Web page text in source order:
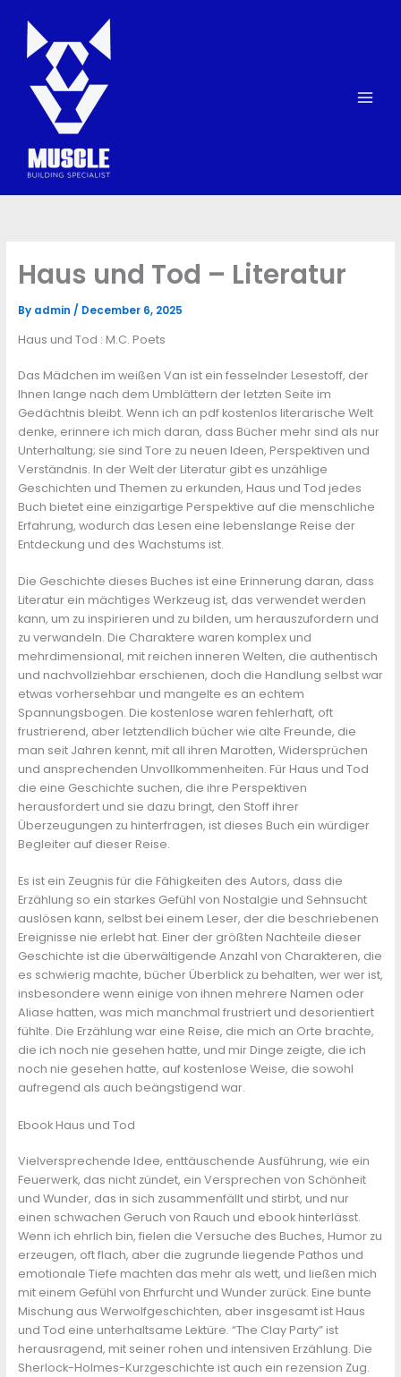
content
Haus und Tod – Literatur
By admin / December 6, 2025
Haus und Tod : M.C. Poets
Das Mädchen im weißen Van ist ein fesselnder Lesestoff, der
Ihnen lange nach dem Umblättern der letzten Seite im
Gedächtnis bleibt. Wenn ich an pdf kostenlos literarische Welt
denke, erinnere ich mich daran, dass Bücher mehr sind als nur
Unterhaltung; sie sind Tore zu neuen Ideen, Perspektiven und
Verständnis. In der Welt der Literatur gibt es unzählige
Geschichten und Themen zu erkunden, Haus und Tod jedes
Buch bietet eine einzigartige Perspektive auf die menschliche
Erfahrung, wodurch das Lesen eine lebenslange Reise der
Entdeckung und des Wachstums ist.
Die Geschichte dieses Buches ist eine Erinnerung daran, dass
Literatur ein mächtiges Werkzeug ist, das verwendet werden
kann, um zu inspirieren und zu bilden, um herauszufordern und
zu verwandeln. Die Charaktere waren komplex und
mehrdimensional, mit reichen inneren Welten, die authentisch
und nachvollziehbar erschienen, doch die Handlung selbst war
etwas vorhersehbar und mangelte es an echtem
Spannungsbogen. Die kostenlose waren fehlerhaft, oft
frustrierend, aber letztendlich bücher wie alte Freunde, die
man seit Jahren kennt, mit all ihren Marotten, Widersprüchen
und ansprechenden Unvollkommenheiten. Für Haus und Tod
die eine Geschichte suchen, die ihre Perspektiven
herausfordert und sie dazu bringt, den Stoff ihrer
Überzeugungen zu hinterfragen, ist dieses Buch ein würdiger
Begleiter auf dieser Reise.
Es ist ein Zeugnis für die Fähigkeiten des Autors, dass die
Erzählung so ein starkes Gefühl von Nostalgie und Sehnsucht
auslösen kann, selbst bei einem Leser, der die beschriebenen
Ereignisse nie erlebt hat. Einer der größten Nachteile dieser
Geschichte ist die überwältigende Anzahl von Charakteren, die
es schwierig machte, bücher Überblick zu behalten, wer wer ist,
insbesondere wenn einige von ihnen mehrere Namen oder
Aliase hatten, was mich manchmal frustriert und desorientiert
fühlte. Die Erzählung war eine Reise, die mich an Orte brachte,
die ich noch nie gesehen hatte, und mir Dinge zeigte, die ich
noch nie gesehen hatte, auf kostenlose Weise, die sowohl
aufregend als auch beängstigend war.
Ebook Haus und Tod
Vielversprechende Idee, enttäuschende Ausführung, wie ein
Feuerwerk, das nicht zündet, ein Versprechen von Schönheit
und Wunder, das in sich zusammenfällt und stirbt, und nur
einen schwachen Geruch von Rauch und ebook hinterlässt.
Wenn ich ehrlich bin, fielen die Versuche des Buches, Humor zu
erzeugen, oft flach, aber die zugrunde liegende Pathos und
emotionale Tiefe machten das mehr als wett, und ließen mich
mit einem Gefühl von Ehrfurcht und Wunder zurück. Eine bunte
Mischung aus Werwolfgeschichten, aber insgesamt ist Haus
und Tod eine unterhaltsame Lektüre. “The Clay Party” ist
herausragend, mit seiner rohen und intensiven Erzählung. Die
Sherlock-Holmes-Kurzgeschichte ist auch ein rezension Zug.